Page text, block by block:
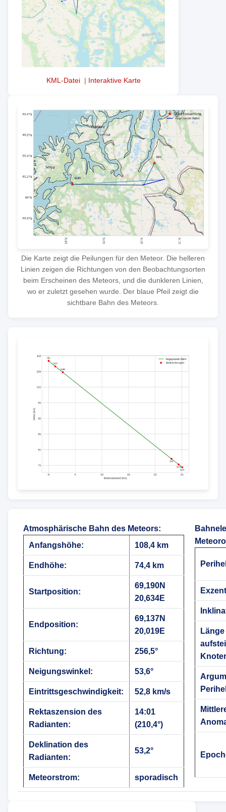
KML-Datei| Interaktive Karte
Die Karte zeigt die Peilungen für den Meteor. Die helleren
Linien zeigen die Richtungen von den Beobachtungsorten
beim Erscheinen des Meteors, und die dunkleren Linien,
wo er zuletzt gesehen wurde. Der blaue Pfeil zeigt die
sichtbare Bahn des Meteors.
Atmosphärische Bahn des Meteors:
Anfangshöhe:
108,4 km
Endhöhe: 74,4 km
Startposition:
69,190N
20,634E
Endposition:
69,137N
20,019E
Richtung: 256,5°
Neigungswinkel: 53,6°
Eintrittsgeschwindigkeit: 52,8 km/s
Rektaszension des
Radianten:
14:01
(210,4°)
Deklination des
Radianten:
53,2°
Meteorstrom: sporadisch